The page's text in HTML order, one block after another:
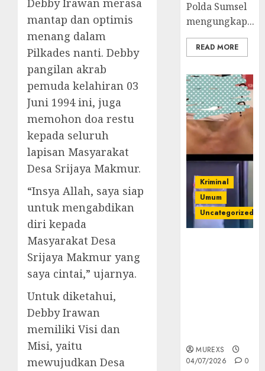
Debby Irawan merasa
mantap dan optimis
menang dalam
Pilkades nanti. Debby
pangilan akrab
pemuda kelahiran 03
Juni 1994 ini, juga
memohon doa restu
kepada seluruh
lapisan Masyarakat
Desa Srijaya Makmur.
“Insya Allah, saya siap
untuk mengabdikan
diri kepada
Masyarakat Desa
Srijaya Makmur yang
saya cintai,” ujarnya.
Untuk diketahui,
Debby Irawan
memiliki Visi dan
Misi, yaitu
mewujudkan Desa
Polda Sumsel
mengungkap...
READ MORE
Kriminal
Umum
Uncategorized
MUREXS
04/07/2026
0